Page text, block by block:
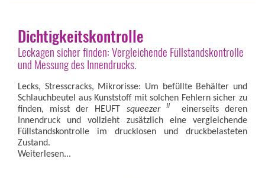
Dichtigkeitskontrolle
Leckagen sicher finden: Vergleichende Füllstandskontrolle
und Messung des Innendrucks.
Lecks, Stresscracks, Mikrorisse: Um befüllte Behälter und
Schlauchbeutel aus Kunststoff mit solchen Fehlern sicher zu
finden, misst der HEUFT squeezer II
einerseits deren
Innendruck und vollzieht zusätzlich eine vergleichende
Füllstandskontrolle im drucklosen und druckbelasteten
Zustand.
Weiterlesen...